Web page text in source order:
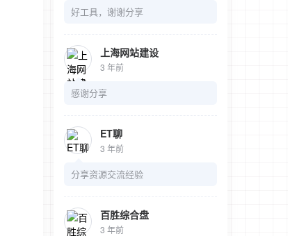
好工具，谢谢分享
上海网站建设
3 年前
感谢分享
ET聊
3 年前
分享资源交流经验
百胜综合盘
3 年前